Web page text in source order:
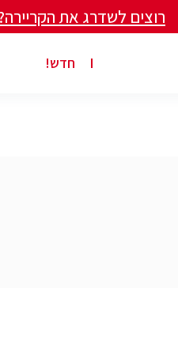
רוצים לשדרג את הקריירה?
חדש!